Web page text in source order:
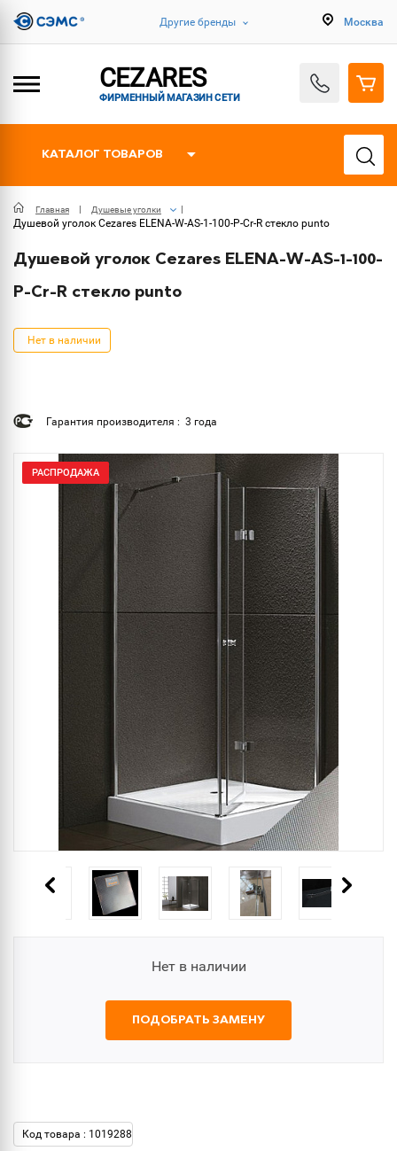
Другие бренды Москва
CEZARES
ФИРМЕННЫЙ МАГАЗИН СЕТИ
КАТАЛОГ ТОВАРОВ
Главная Душевые уголки
Душевой уголок Cezares ELENA-W-AS-1-100-P-Cr-R стекло punto
Душевой уголок Cezares ELENA-W-AS-1-100-
P-Cr-R стекло punto
Нет в наличии
Гарантия производителя : 3 года
РАСПРОДАЖА
Нет в наличии
ПОДОБРАТЬ ЗАМЕНУ
Код товара : 1019288